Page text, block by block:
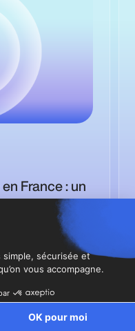
France : un
numérique
ses infrastructures,
Autrement
sécurisée et
vous accompagne.
OK pour moi